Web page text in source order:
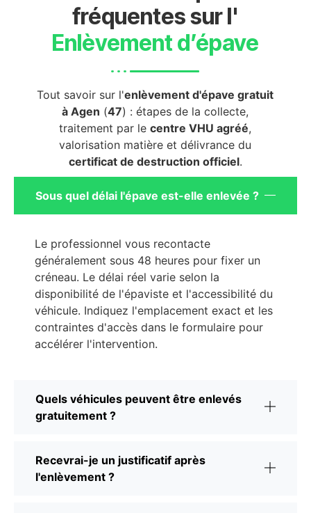
fréquentes sur l'
Enlèvement d’épave
Tout savoir sur l'enlèvement d'épave gratuit
à Agen (47) : étapes de la collecte,
traitement par lecentre VHU agréé,
valorisation matière et délivrance du
certificat de destruction officiel.
Sous quel délai l'épave est-elle enlevée ?
Le professionnel vous recontacte
généralement sous 48 heures pour fixer un
créneau. Le délai réel varie selon la
disponibilité de l'épaviste et l'accessibilité du
véhicule. Indiquez l'emplacement exact et les
contraintes d'accès dans le formulaire pour
accélérer l'intervention.
Quels véhicules peuvent être enlevés
gratuitement ?
Recevrai-je un justificatif après
l'enlèvement ?